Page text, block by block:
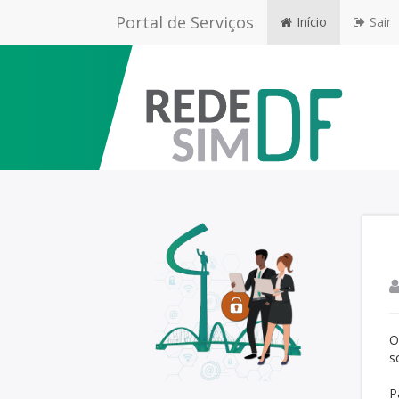
Portal de Serviços Início Sair